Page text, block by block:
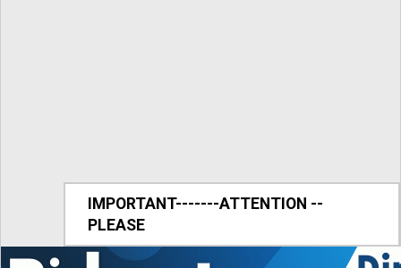
IMPORTANT-------ATTENTION --
PLEASE